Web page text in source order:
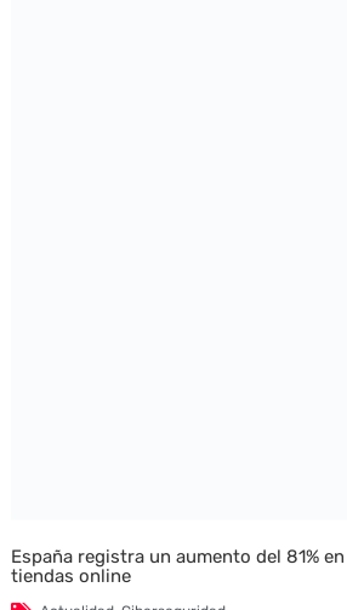
España registra un aumento del 81%
tiendas online